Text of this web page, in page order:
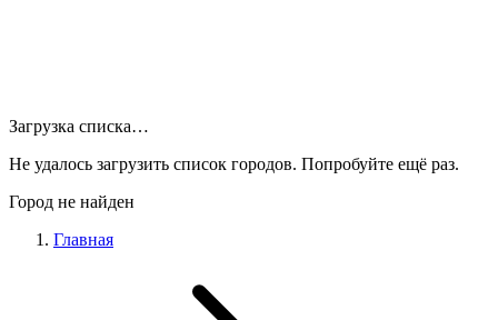
Загрузка списка…
Не удалось загрузить список городов. Попробуйте ещё раз.
Город не найден
Главная